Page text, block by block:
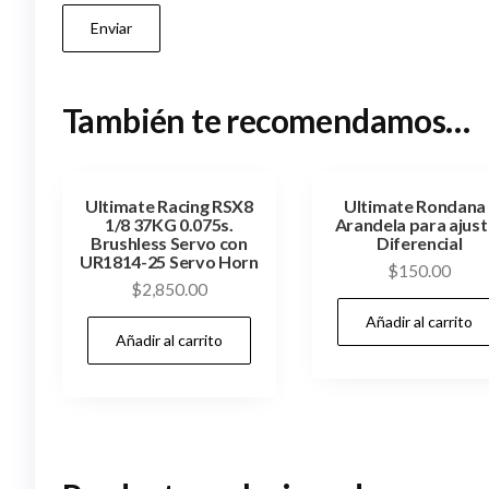
También te recomendamos…
Ultimate Racing RSX8
1/8 37KG 0.075s.
Brushless Servo con
UR1814-25 Servo Horn
$2,850.00
Añadir al carrito
Ultimate Rondana
Arandela para
Diferencial
$150.00
Añadir al carrito